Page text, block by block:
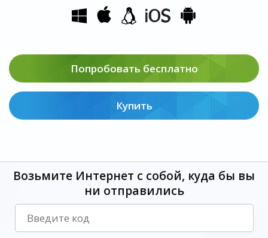
Попробовать бесплатно
Купить
Возьмите Интернет с собой, куда бы вы
ни отправились